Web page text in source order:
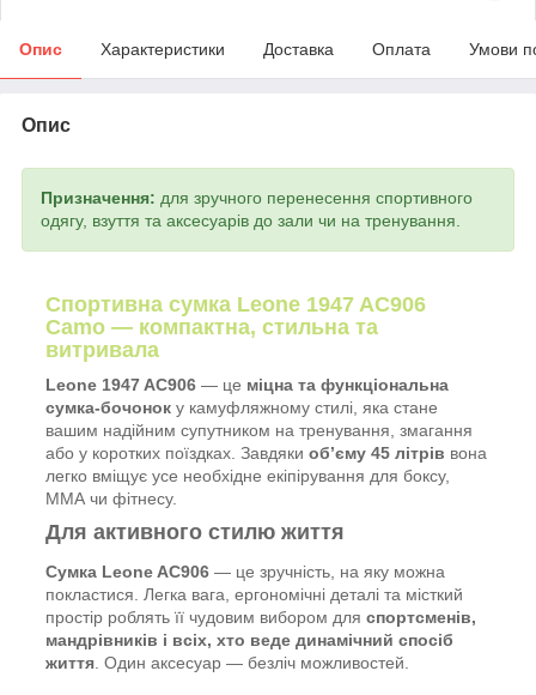
Опис Характеристики Доставка Оплата Умови
Опис
Призначення: для зручного перенесення спортивного
одягу, взуття та аксесуарів до зали чи на тренування.
Спортивна сумка Leone 1947 AC906
Camo — компактна, стильна та
витривала
Leone 1947 AC906 — це міцна та функціональна
сумка-бочонок у камуфляжному стилі, яка стане
вашим надійним супутником на тренування, змагання
або у коротких поїздках. Завдяки об’єму 45 літрів вона
легко вміщує усе необхідне екіпірування для боксу,
ММА чи фітнесу.
Для активного стилю життя
Сумка Leone AC906 — це зручність, на яку можна
покластися. Легка вага, ергономічні деталі та місткий
простір роблять її чудовим вибором для спортсменів,
мандрівників і всіх, хто веде динамічний спосіб
життя. Один аксесуар — безліч можливостей.